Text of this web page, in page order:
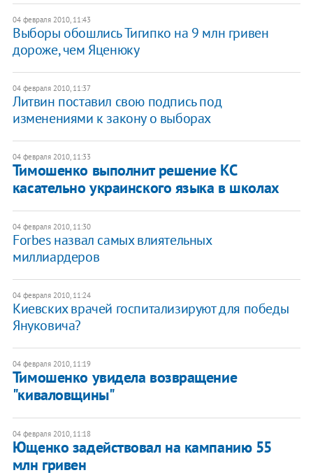
04 февраля 2010, 11:43
Выборы обошлись Тигипко на 9 млн гривен
дороже, чем Яценюку
04 февраля 2010, 11:37
Литвин поставил свою подпись под
изменениями к закону о выборах
04 февраля 2010, 11:33
Тимошенко выполнит решение КС
касательно украинского языка в школах
04 февраля 2010, 11:30
Forbes назвал самых влиятельных
миллиардеров
04 февраля 2010, 11:24
Киевских врачей госпитализируют для победы
Януковича?
04 февраля 2010, 11:19
Тимошенко увидела возвращение
"киваловщины"
04 февраля 2010, 11:18
Ющенко задействовал на кампанию 55
млн гривен